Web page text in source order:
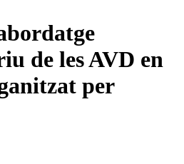
de les AVD en
per